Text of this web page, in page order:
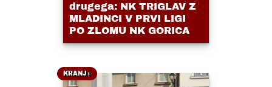
drugega: NK TRIGLAV Z
MLADINCI V PRVI LIGI
PO ZLOMU NK GORICA
KRANJ+